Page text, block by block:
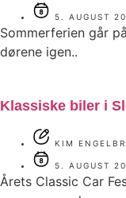
5. AUGUST
Sommerferien går
dørene igen..
Klassiske biler i
KIM
5. AUGUST
Årets Classic Car